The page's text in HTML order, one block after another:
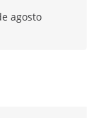
agosto